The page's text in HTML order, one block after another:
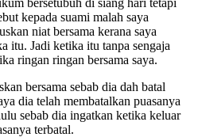
kepada suami malah saya
niat bersama kerana saya
itu. Jadi ketika itu tanpa sengaja
ringan ringan bersama saya.
bersama sebab dia dah batal
dia telah membatalkan puasanya
sebab dia ingatkan ketika keluar
terbatal.